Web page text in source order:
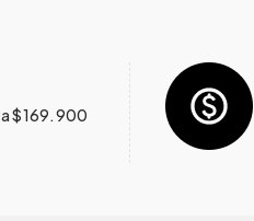
$169.900